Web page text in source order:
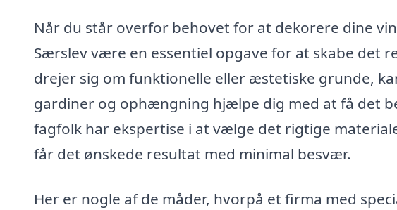
Når du står overfor behovet for at dekorere dine
Særslev være en essentiel opgave for at skabe det
drejer sig om funktionelle eller æstetiske grunde,
gardiner og ophængning hjælpe dig med at få det
fagfolk har ekspertise i at vælge det rigtige
får det ønskede resultat med minimal besvær.
Her er nogle af de måder, hvorpå et firma med